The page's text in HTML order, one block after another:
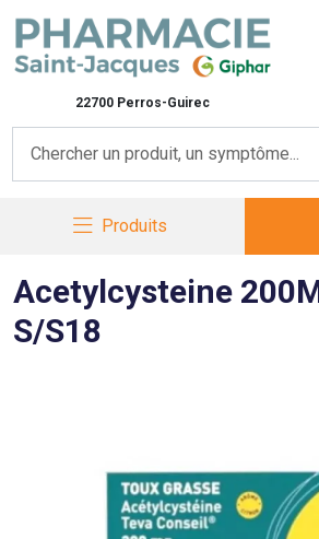
22700 Perros-Guirec
Produits
Acetylcysteine
S/S18